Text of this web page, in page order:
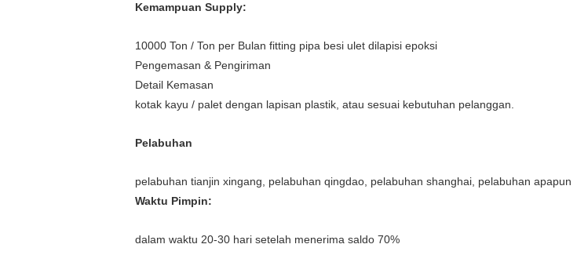
Kemampuan Supply:
10000 Ton / Ton per Bulan fitting pipa besi ulet dilapisi epoksi
Pengemasan & Pengiriman
Detail Kemasan
kotak kayu / palet dengan lapisan plastik, atau sesuai kebutuhan pelanggan.
Pelabuhan
pelabuhan tianjin xingang, pelabuhan qingdao, pelabuhan shanghai, pelabuhan apapun
Waktu Pimpin:
dalam waktu 20-30 hari setelah menerima saldo 70%